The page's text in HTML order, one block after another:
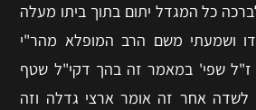
כל המגדל יתום בתוך ביתו מעלה
ושמעתי משם הרב המופלא מהר"י
ז"ל שפי' במאמר זה בהך דקי"ל שטף
לשדה אחר זה אומר ארצי גדלה וזה